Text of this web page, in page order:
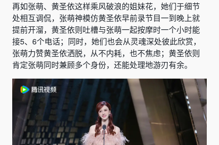
再如张萌、黄圣依这样乘风破浪的姐妹花，她们于细节
处相互调侃，张萌神模仿黄圣依早前录节目一到晚上就
提前开溜，黄圣依则吐槽与张萌一起按摩时一个小时能
接5、6个电话；同时，她们也会从灵魂深处彼此欣赏，
张萌力赞黄圣依洒脱，从不内耗，也不焦虑；黄圣依则
肯定张萌同时兼顾多个身份，还能处理地游刃有余。